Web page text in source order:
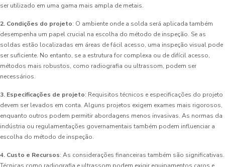
ser utilizado em uma gama mais ampla de metais.
2. Condições do projeto: O ambiente onde a solda será aplicada também
desempenha um papel crucial na escolha do método de inspeção. Se as
soldas estão localizadas em áreas de fácil acesso, uma inspeção visual pode
ser suficiente. No entanto, se a estrutura for complexa ou de difícil acesso,
métodos mais robustos, como radiografia ou ultrassom, podem ser
necessários.
3. Especificações de projeto: Requisitos técnicos e especificações do projeto
devem ser levados em conta. Alguns projetos exigem exames mais rigorosos,
enquanto outros podem permitir abordagens menos invasivas. As normas da
indústria ou regulamentações governamentais também podem influenciar a
escolha do método de inspeção.
4. Custo e Recursos: As considerações financeiras também são significativas.